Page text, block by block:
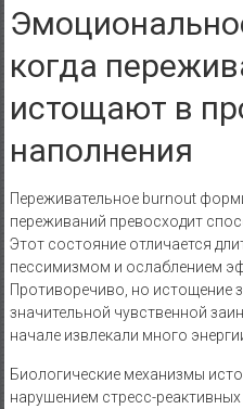
когда
истощают в
наполнения
Переживательное burnout
переживаний превосходит
Этот состояние отличается
пессимизмом и ослаблением
Противоречиво, но истощение
значительной чувственной
начале извлекали много
Биологические механизмы
нарушением стресс-